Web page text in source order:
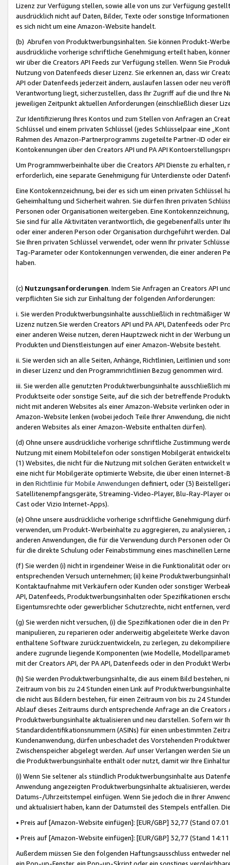
Lizenz zur Verfügung stellen, sowie alle von uns zur Verfügung
ausdrücklich nicht auf Daten, Bilder, Texte oder sonstige
es sich nicht um eine Amazon-Website handelt.
(b) Abrufen von Produktwerbungsinhalten. Sie können Produkt-
ausdrückliche vorherige schriftliche Genehmigung erteilt haben,
wir über die Creators API Feeds zur Verfügung stellen. Wenn Sie
Nutzung von Datenfeeds dieser Lizenz. Sie erkennen an, dass wir
API oder Datenfeeds jederzeit ändern, auslaufen lassen oder neu
Verantwortung liegt, sicherzustellen, dass Ihr Zugriff auf die und Ihre
jeweiligen Zeitpunkt aktuellen Anforderungen (einschließlich dieser
Zur Identifizierung Ihres Kontos und zum Stellen von Anfragen an
Schlüssel und einem privaten Schlüssel (jedes Schlüsselpaar eine
Rahmen des Amazon-Partnerprogramms zugeteilte Partner-ID oder
Kontokennungen über den Creators API und PA API
Um Programmwerbeinhalte über die Creators API Dienste zu
erforderlich, eine separate Genehmigung für Unterdienste oder
Eine Kontokennzeichnung, bei der es sich um einen privaten
Geheimhaltung und Sicherheit wahren. Sie dürfen Ihren privaten
Personen oder Organisationen weitergeben. Eine
Sie sind für alle Aktivitäten verantwortlich, die gegebenenfalls unter
oder einer anderen Person oder Organisation durchgeführt werden.
Sie Ihren privaten Schlüssel verwendet, oder wenn Ihr privater
Tag-Parameter oder Kontokennungen verwenden, die einer anderen
haben.
(c) Nutzungsanforderungen. Indem Sie Anfragen an Creators API
verpflichten Sie sich zur Einhaltung der folgenden Anforderungen:
i. Sie werden Produktwerbungsinhalte ausschließlich in rechtmäßiger
Lizenz nutzen.Sie werden Creators API und PA API, Datenfeeds oder
einer anderen Weise nutzen, deren Hauptzweck nicht in der Werbung
Produkten und Dienstleistungen auf einer Amazon-Website besteht.
ii. Sie werden sich an alle Seiten, Anhänge, Richtlinien, Leitlinien und
in dieser Lizenz und den Programmrichtlinien Bezug genommen wird.
iii. Sie werden alle genutzten Produktwerbungsinhalte ausschließlich
Produktseite oder sonstige Seite, auf die sich der betreffende
nicht mit anderen Websites als einer Amazon-Website verlinken oder
Amazon-Website lenken (wobei jedoch Teile Ihrer Anwendung, die
anderen Websites als einer Amazon-Website enthalten dürfen).
(d) Ohne unsere ausdrückliche vorherige schriftliche Zustimmung
Nutzung mit einem Mobiltelefon oder sonstigen Mobilgerät
(1) Websites, die nicht für die Nutzung mit solchen Geräten
eine nicht für Mobilgeräte optimierte Website, die über einen
in den Richtlinie für Mobile Anwendungen definiert, oder (3)
Satellitenempfangsgeräte, Streaming-Video-Player, Blu-Ray-Player
Cast oder Vizio Internet-Apps).
(e) Ohne unsere ausdrückliche vorherige schriftliche Genehmigung
verwenden, um Produkt-Werbeinhalte zu aggregieren, zu
anderen Anwendungen, die für die Verwendung durch Personen
für die direkte Schulung oder Feinabstimmung eines maschinellen
(f) Sie werden (i) nicht in irgendeiner Weise in die Funktionalität oder
entsprechenden Versuch unternehmen; (ii) keine
Kontaktaufnahme mit Verkäufern oder Kunden oder sonstiger
API, Datenfeeds, Produktwerbungsinhalten oder Spezifikationen
Eigentumsrechte oder gewerblicher Schutzrechte, nicht entfernen,
(g) Sie werden nicht versuchen, (i) die Spezifikationen oder die in
manipulieren, zu reparieren oder anderweitig abgeleitete Werke
enthaltene Software zurückzuentwickeln, zu zerlegen, zu
andere zugrunde liegende Komponenten (wie Modelle,
mit der Creators API, der PA API, Datenfeeds oder in den Produkt
(h) Sie werden Produktwerbungsinhalte, die aus einem Bild bestehen,
Zeitraum von bis zu 24 Stunden einen Link auf
die nicht aus Bildern bestehen, für einen Zeitraum von bis zu 24
Ablauf dieses Zeitraums durch entsprechende Anfrage an die
Produktwerbungsinhalte aktualisieren und neu darstellen. Sofern wir
Standardidentifikationsnummern (ASINs) für einen unbestimmten
Kundenanwendung, dürfen unbeschadet des Vorstehenden
Zwischenspeicher abgelegt werden. Auf unser Verlangen werden Sie
die Produktwerbungsinhalte enthält oder nutzt, damit wir Ihre
(i) Wenn Sie seltener als stündlich Produktwerbungsinhalte aus
Anwendung angezeigten Produktwerbungsinhalte aktualisieren,
Datums-/Uhrzeitstempel einfügen. Wenn Sie jedoch die in Ihrer
und aktualisiert haben, kann der Datumsteil des Stempels entfallen.
• Preis auf [Amazon-Website einfügen]: [EUR/GBP] 32,77 (Stand
• Preis auf [Amazon-Website einfügen]: [EUR/GBP] 32,77 (Stand
Außerdem müssen Sie den folgenden Haftungsausschluss entweder
ein Pop-up-Fenster, ein Pop-up-Skript oder ein sonstiges